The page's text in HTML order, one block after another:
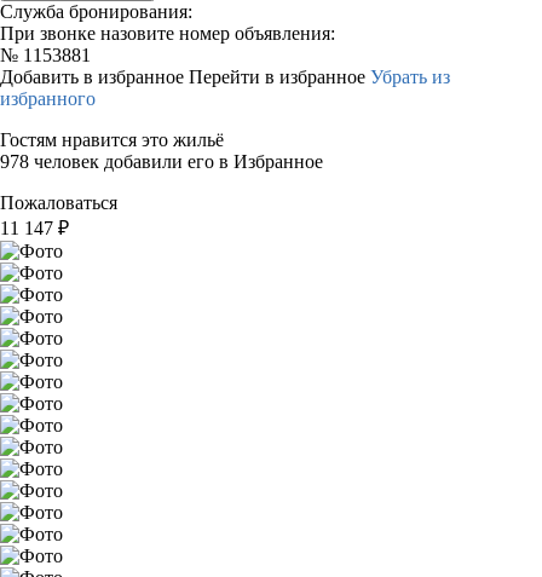
Служба бронирования:
При звонке назовите номер объявления:
№ 1153881
Добавить в избранное Перейти в избранное Убрать из
избранного
Гостям нравится это жильё
978 человек добавили его в Избранное
Пожаловаться
11 147 ₽